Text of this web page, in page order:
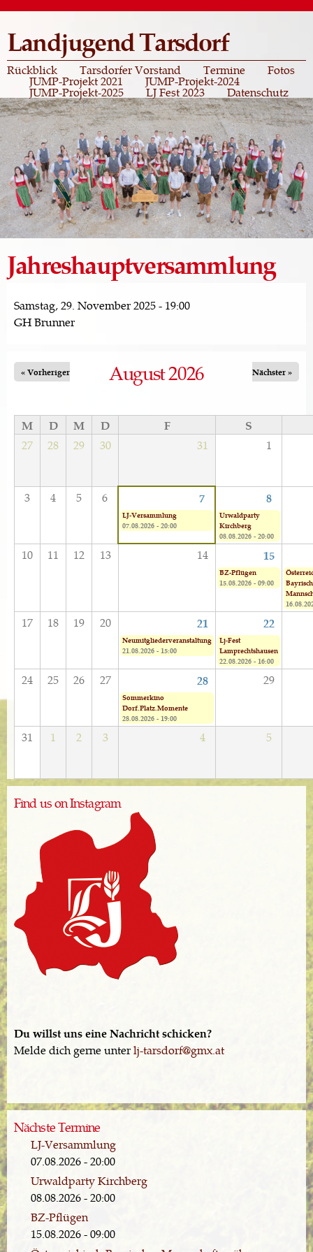
Direkt
Inhalt
Landjugend Tarsdorf
Rückblick Tarsdorfer Vorstand Termine Fotos
JUMP-Projekt 2021 JUMP-Projekt-2024
JUMP-Projekt-2025 LJ Fest 2023 Datenschutz
Jahreshauptversammlung
Samstag, 29. November 2025 - 19:00
GH Brunner
August 2026
« Vorheriger Nächster »
M D M D F S
27 28 29 30 31 1
3 4 5 6 7 8
LJ-Versammlung
07.08.2026 - 20:00
Urwaldparty
Kirchberg
08.08.2026 - 20:00
10 11 12 13 14 15
BZ-Pflügen
15.08.2026 - 09:00
17 18 19 20 21 22
Neumitgliederveranstaltung
21.08.2026 - 15:00
Lj-Fest
Lamprechtshausen
22.08.2026 - 16:00
24 25 26 27 28 29
Sommerkino
Dorf.Platz.Momente
28.08.2026 - 19:00
31 1 2 3 4 5
Find us on Instagram
Du willst uns eine Nachricht schicken?
Melde dich gerne unterlj-tarsdorf@gmx.at
Nächste Termine
LJ-Versammlung
07.08.2026 - 20:00
Urwaldparty Kirchberg
08.08.2026 - 20:00
BZ-Pflügen
15.08.2026 - 09:00